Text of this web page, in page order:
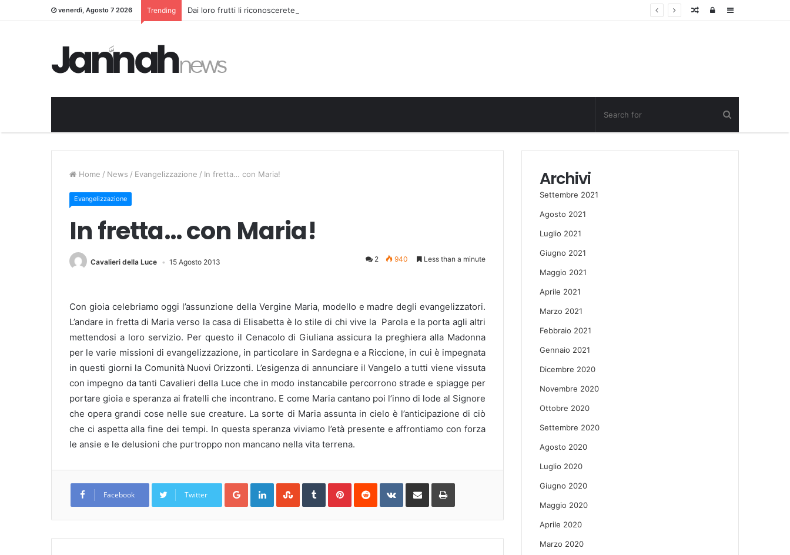
venerdì, Agosto 7 2026 Trending Dai loro frutti li riconoscerete Sidebar
Log
Random
Home / News / Evangelizzazione / In fretta… con Maria!
Evangelizzazione
In fretta… con Maria!
Cavalieri della Luce 15 Agosto 2013 2 940 Less than a minute
Con gioia celebriamo oggi l’assunzione della Vergine Maria, modello e madre degli evangelizzatori.
L’andare in fretta di Maria verso la casa di Elisabetta è lo stile di chi vive la Parola e la porta agli altri
mettendosi a loro servizio. Per questo il Cenacolo di Giuliana assicura la preghiera alla Madonna
per le varie missioni di evangelizzazione, in particolare in Sardegna e a Riccione, in cui è impegnata
in questi giorni la Comunità Nuovi Orizzonti. L’esigenza di annunciare il Vangelo a tutti viene vissuta
con impegno da tanti Cavalieri della Luce che in modo instancabile percorrono strade e spiagge per
portare gioia e speranza ai fratelli che incontrano. E come Maria cantano poi l’inno di lode al Signore
che opera grandi cose nelle sue creature. La sorte di Maria assunta in cielo è l’anticipazione di ciò
che ci aspetta alla fine dei tempi. In questa speranza viviamo l’età presente e affrontiamo con forza
le ansie e le delusioni che purtroppo non mancano nella vita terrena.
Facebook Twitter
Google+LinkedInStumbleUpon
TumblrPinterestReddit VKontakteShare
Email
Print
Archivi
Settembre 2021
Agosto 2021
Luglio 2021
Giugno 2021
Maggio 2021
Aprile 2021
Marzo 2021
Febbraio 2021
Gennaio 2021
Dicembre 2020
Novembre 2020
Ottobre 2020
Settembre 2020
Agosto 2020
Luglio 2020
Giugno 2020
Maggio 2020
Aprile 2020
Marzo 2020